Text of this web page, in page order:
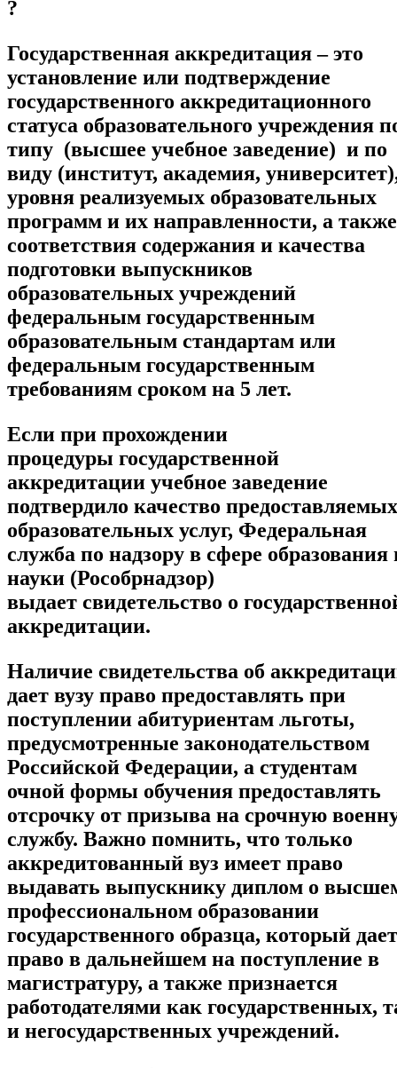
?
Государственная аккредитация – это
установление или подтверждение
государственного аккредитационного
статуса образовательного учреждения
типу (высшее учебное заведение) и по
виду (институт, академия,
уровня реализуемых образовательных
программ и их направленности, а также
соответствия содержания и качества
подготовки выпускников
образовательных учреждений
федеральным государственным
образовательным стандартам или
федеральным государственным
требованиям сроком на 5 лет.
Если при прохождении
процедуры государственной
аккредитации учебное заведение
подтвердило качество предоставляемых
образовательных услуг, Федеральная
служба по надзору в сфере образования
науки (Рособрнадзор)
выдает свидетельство о
аккредитации.
Наличие свидетельства об
дает вузу право предоставлять при
поступлении абитуриентам льготы,
предусмотренные законодательством
Российской Федерации, а студентам
очной формы обучения предоставлять
отсрочку от призыва на срочную
службу. Важно помнить, что только
аккредитованный вуз имеет право
выдавать выпускнику диплом о
профессиональном образовании
государственного образца, который дает
право в дальнейшем на поступление в
магистратуру, а также признается
работодателями как государственных,
и негосударственных учреждений.